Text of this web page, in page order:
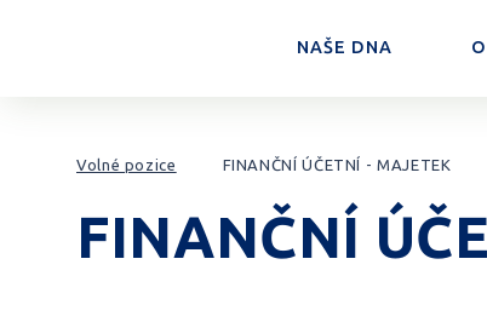
NAŠE DNA
Volné pozice FINANČNÍ ÚČETNÍ - MAJETEK
FINANČNÍ